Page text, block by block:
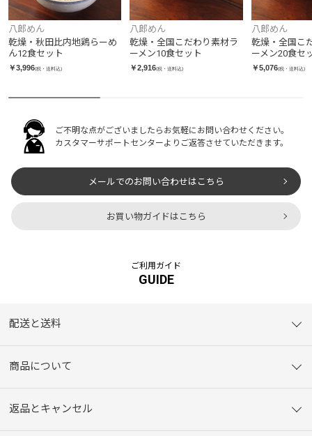
八郎めん
乾燥・秋田比内地鶏らーめ
ん12食セット
￥3,996(税・送料込)
八郎めん
乾燥・全国こだわり素材ラ
ーメン10食セット
￥2,916(税・送料込)
八郎めん
乾燥・全国こ
ーメン20食セ
￥5,076(税・送料込)
ご不明な点がございましたらお気軽にお問い合わせください。
カスタマーサポートセンターよりご返答させていただきます。
メールでのお問い合わせはこちら
お買い物ガイドはこちら
ご利用ガイド
GUIDE
配送と送料
商品について
返品とキャンセル